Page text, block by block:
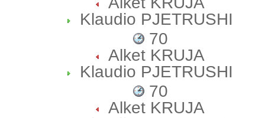
Klaudio PJETRUSHI
70
Alket KRUJA
Klaudio PJETRUSHI
70
Alket KRUJA